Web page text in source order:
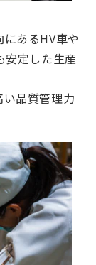
あるHV車や
安定した生産
品質管理力